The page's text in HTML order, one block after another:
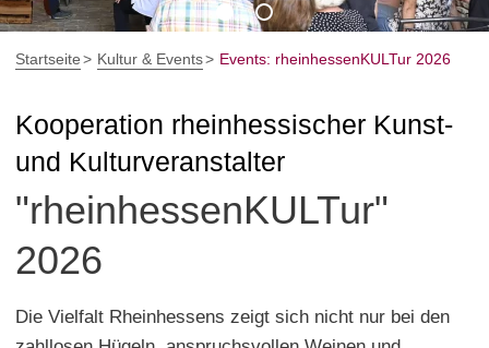
Startseite Kultur & Events Events: rheinhessenKULTur 2026
Kooperation rheinhessischer Kunst-
und Kulturveranstalter
"rheinhessenKULTur"
2026
Die Vielfalt Rheinhessens zeigt sich nicht nur bei den